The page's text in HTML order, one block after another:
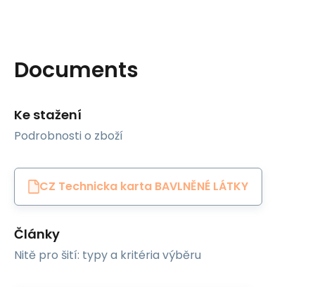
Documents
Ke stažení
Podrobnosti o zboží
CZ Technicka karta BAVLNĚNÉ LÁTKY
Články
Nitě pro šití: typy a kritéria výběru